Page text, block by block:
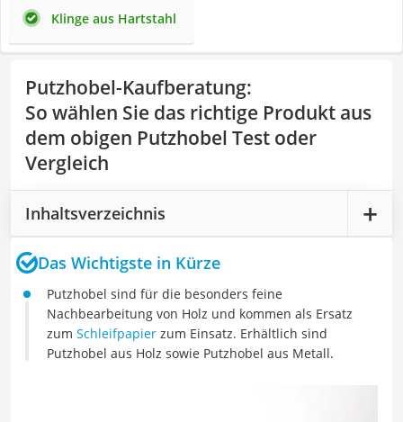
Klinge aus Hartstahl
Putzhobel-Kaufberatung:
So wählen Sie das richtige Produkt aus
dem obigen Putzhobel Test oder
Vergleich
Inhaltsverzeichnis
Das Wichtigste in Kürze
Putzhobel sind für die besonders feine
Nachbearbeitung von Holz und kommen als Ersatz
zum Schleifpapier zum Einsatz. Erhältlich sind
Putzhobel aus Holz sowie Putzhobel aus Metall.